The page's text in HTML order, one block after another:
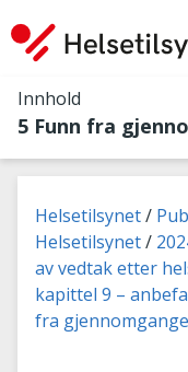
Innhold
5 Funn fra
Du er her:
Helsetilsynet
Helsetilsynet
av vedtak etter
kapittel 9 –
fra